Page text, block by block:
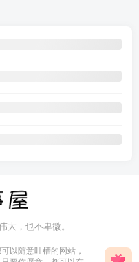
，也不卑微。
以随意吐槽的网站，